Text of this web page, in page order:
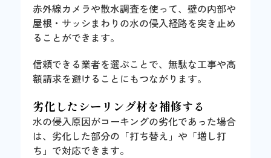
赤外線カメラや散水調査を使って、壁の内部や
屋根・サッシまわりの水の侵入経路を突き止め
ることができます。
信頼できる業者を選ぶことで、無駄な工事や高
額請求を避けることにもつながります。
劣化したシーリング材を補修する
水の侵入原因がコーキングの劣化であった場合
は、劣化した部分の「打ち替え」や「増し打
ち」で対応できます。